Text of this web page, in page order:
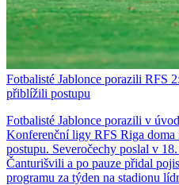
Fotbalisté Jablonce porazili RFS
přiblížili postupu
Fotbalisté Jablonce porazili v
Konferenční ligy RFS Riga
postupu. Severočechy poslal v
Čanturišvili a po pauze přidal
programu za týden na stadionu